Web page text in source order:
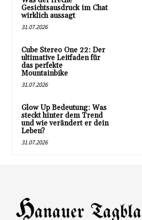
Gesichtsausdruck im Chat
wirklich aussagt
31.07.2026
Cube Stereo One 22: Der
ultimative Leitfaden für
das perfekte
Mountainbike
31.07.2026
Glow Up Bedeutung: Was
steckt hinter dem Trend
und wie verändert er dein
Leben?
31.07.2026